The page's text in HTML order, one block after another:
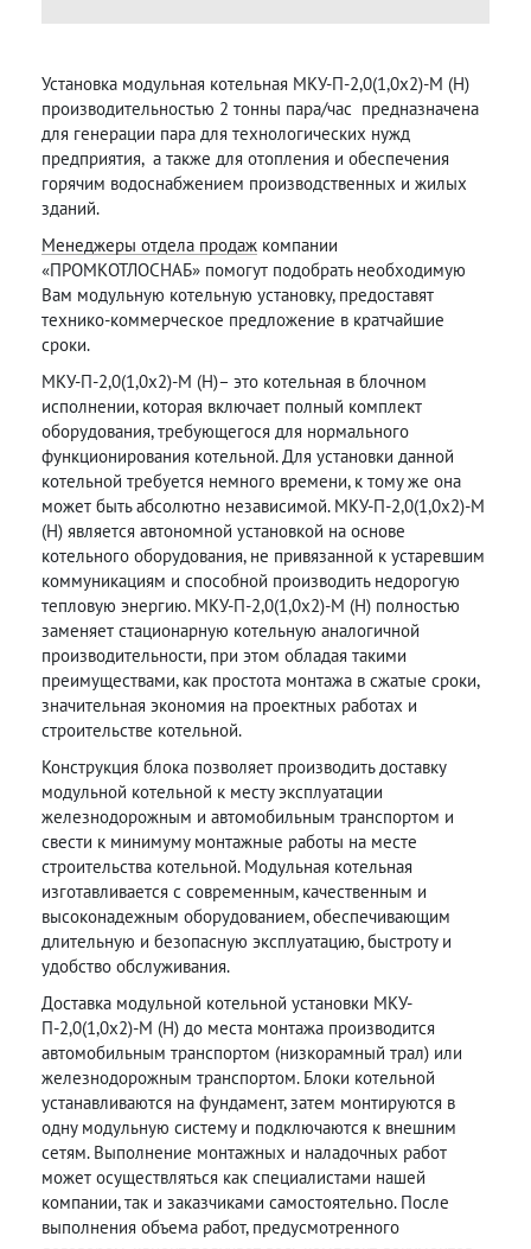
Установка модульная котельная МКУ-П-2,0(1,0х2)-М (Н)
производительностью 2 тонны пара/час предназначена
для генерации пара для технологических нужд
предприятия, а также для отопления и обеспечения
горячим водоснабжением производственных и жилых
зданий.
Менеджеры отдела продаж компании
«ПРОМКОТЛОСНАБ» помогут подобрать необходимую
Вам модульную котельную установку, предоставят
технико-коммерческое предложение в кратчайшие
сроки.
МКУ-П-2,0(1,0х2)-М (Н)– это котельная в блочном
исполнении, которая включает полный комплект
оборудования, требующегося для нормального
функционирования котельной. Для установки данной
котельной требуется немного времени, к тому же она
может быть абсолютно независимой. МКУ-П-2,0(1,0х2)-М
(Н) является автономной установкой на основе
котельного оборудования, не привязанной к устаревшим
коммуникациям и способной производить недорогую
тепловую энергию. МКУ-П-2,0(1,0х2)-М (Н) полностью
заменяет стационарную котельную аналогичной
производительности, при этом обладая такими
преимуществами, как простота монтажа в сжатые сроки,
значительная экономия на проектных работах и
строительстве котельной.
Конструкция блока позволяет производить доставку
модульной котельной к месту эксплуатации
железнодорожным и автомобильным транспортом и
свести к минимуму монтажные работы на месте
строительства котельной. Модульная котельная
изготавливается с современным, качественным и
высоконадежным оборудованием, обеспечивающим
длительную и безопасную эксплуатацию, быстроту и
удобство обслуживания.
Доставка модульной котельной установки МКУ-
П-2,0(1,0х2)-М (Н) до места монтажа производится
автомобильным транспортом (низкорамный трал) или
железнодорожным транспортом. Блоки котельной
устанавливаются на фундамент, затем монтируются в
одну модульную систему и подключаются к внешним
сетям. Выполнение монтажных и наладочных работ
может осуществляться как специалистами нашей
компании, так и заказчиками самостоятельно. После
выполнения объема работ, предусмотренного